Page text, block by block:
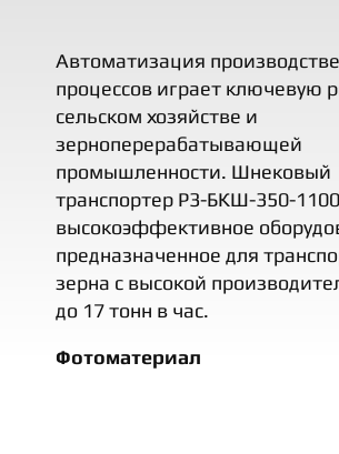
Автоматизация
процессов играет ключевую
сельском хозяйстве и
зерноперерабатывающей
промышленности. Шнековый
транспортер Р3-БКШ-350-
высокоэффективное
предназначенное для
зерна с высокой
до 17 тонн в час.
Фотоматериал